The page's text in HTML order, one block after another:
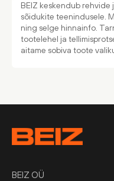
BEIZ keskendub
sõidukite teenindusele.
ning selge hinnainfo.
tootelehel ja
aitame sobiva toote
BEIZ OÜ